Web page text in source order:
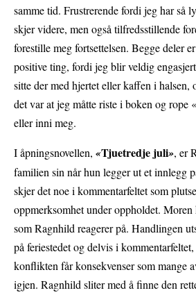
samme tid. Frustrerende fordi jeg har så
skjer videre, men også tilfredsstillende
forestille meg fortsettelsen. Begge deler
positive ting, fordi jeg blir veldig
sitte der med hjertet eller kaffen i halsen,
det var at jeg måtte riste i boken og rope
eller inni meg.
I åpningsnovellen, «Tjuetredje juli», er
familien sin når hun legger ut et innlegg
skjer det noe i kommentarfeltet som
oppmerksomhet under oppholdet.
som Ragnhild reagerer på. Handlingen
på feriestedet og delvis i
konflikten får konsekvenser som mange
igjen. Ragnhild sliter med å finne den